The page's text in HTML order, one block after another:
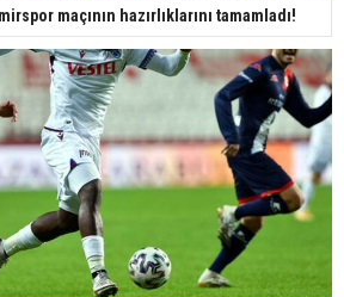
maçının hazırlıklarını tamamladı!